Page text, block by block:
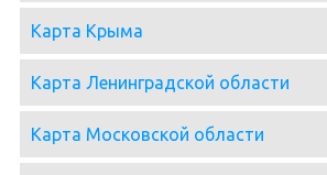
Карта Крыма
Карта Ленинградской области
Карта Московской области